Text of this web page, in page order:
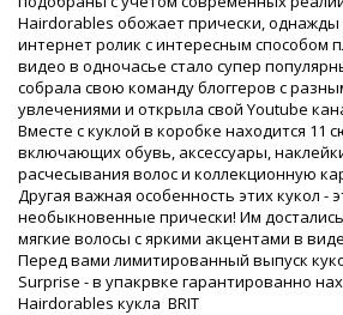
Hairdorables обожает прически,
интернет ролик с интересным способом
видео в одночасье стало супер
собрала свою команду блоггеров с
увлечениями и открыла свой Youtube
Вместе с куклой в коробке находится 11
включающих обувь, аксессуары,
расчесывания волос и коллекционную
Другая важная особенность этих кукол -
необыкновенные прически! Им
мягкие волосы с яркими акцентами в
Перед вами лимитированный выпуск
Surprise - в упакрвке гарантированно
Hairdorables кукла BRIT